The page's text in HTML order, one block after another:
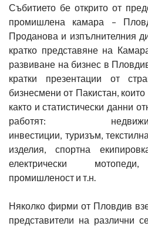
Събитието бе открито от
промишлена камара –
Проданова и изпълнителния
кратко представяне на
развиване на бизнес в
кратки презентации от
бизнесмени от Пакистан,
както и статистически данни
работят:
инвестиции, туризъм,
изделия, спортна
електрически мотопеди,
промишленост и т.н.
Няколко фирми от Пловдив
представители на различни